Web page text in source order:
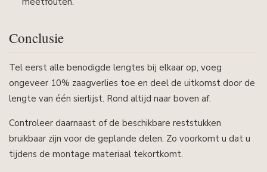
Conclusie
Tel eerst alle benodigde lengtes bij elkaar op, voeg
ongeveer 10% zaagverlies toe en deel de uitkomst door de
lengte van één sierlijst. Rond altijd naar boven af.
Controleer daarnaast of de beschikbare reststukken
bruikbaar zijn voor de geplande delen. Zo voorkomt u dat u
tijdens de montage materiaal tekortkomt.